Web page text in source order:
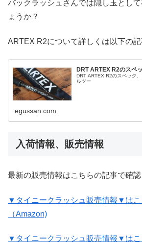
バックラッシュさんでは隠し玉とし
ょうか？
ARTEX R2について詳しくは以下の記
DRT ARTEX R2のスペ
DRT ARTEX R2のスペック
ルツー
egussan.com
入荷情報、販売情報
最新の販売情報はこちらの記事で確認
▼タイニークラッシュ販売情報▼はこ
（Amazon)
▼タイニークラッシュ販売情報▼はこ